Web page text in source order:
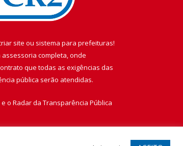
site ou sistema para prefeituras!
assessoria completa, onde
que todas as exigências das
pública serão atendidas.
e o Radar da Transparência Pública